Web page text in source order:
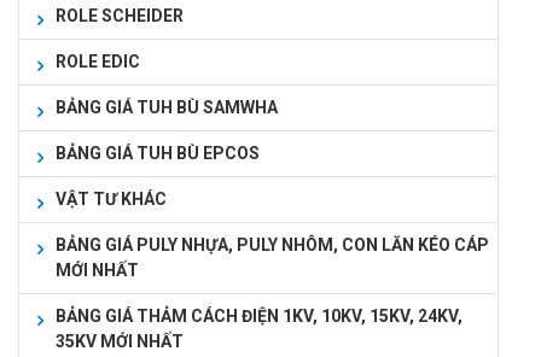
ROLE SCHEIDER
ROLE EDIC
BẢNG GIÁ TUH BÙ SAMWHA
BẢNG GIÁ TUH BÙ EPCOS
VẬT TƯ KHÁC
BẢNG GIÁ PULY NHỰA, PULY NHÔM, CON LĂN KÉO CÁP
MỚI NHẤT
BẢNG GIÁ THẢM CÁCH ĐIỆN 1KV, 10KV, 15KV, 24KV,
35KV MỚI NHẤT